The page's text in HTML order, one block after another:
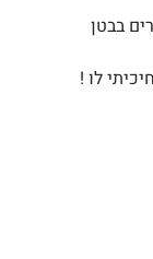
בבטן
לו !